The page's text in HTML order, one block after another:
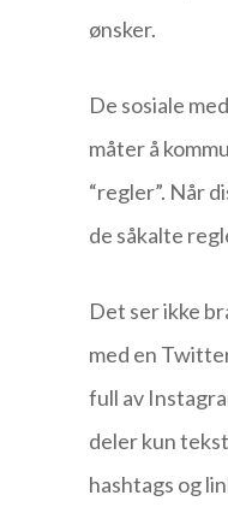
ønsker.
De sosiale
måter å
“regler”. Når
de såkalte
Det ser ikke
med en
full av
deler kun
hashtags og